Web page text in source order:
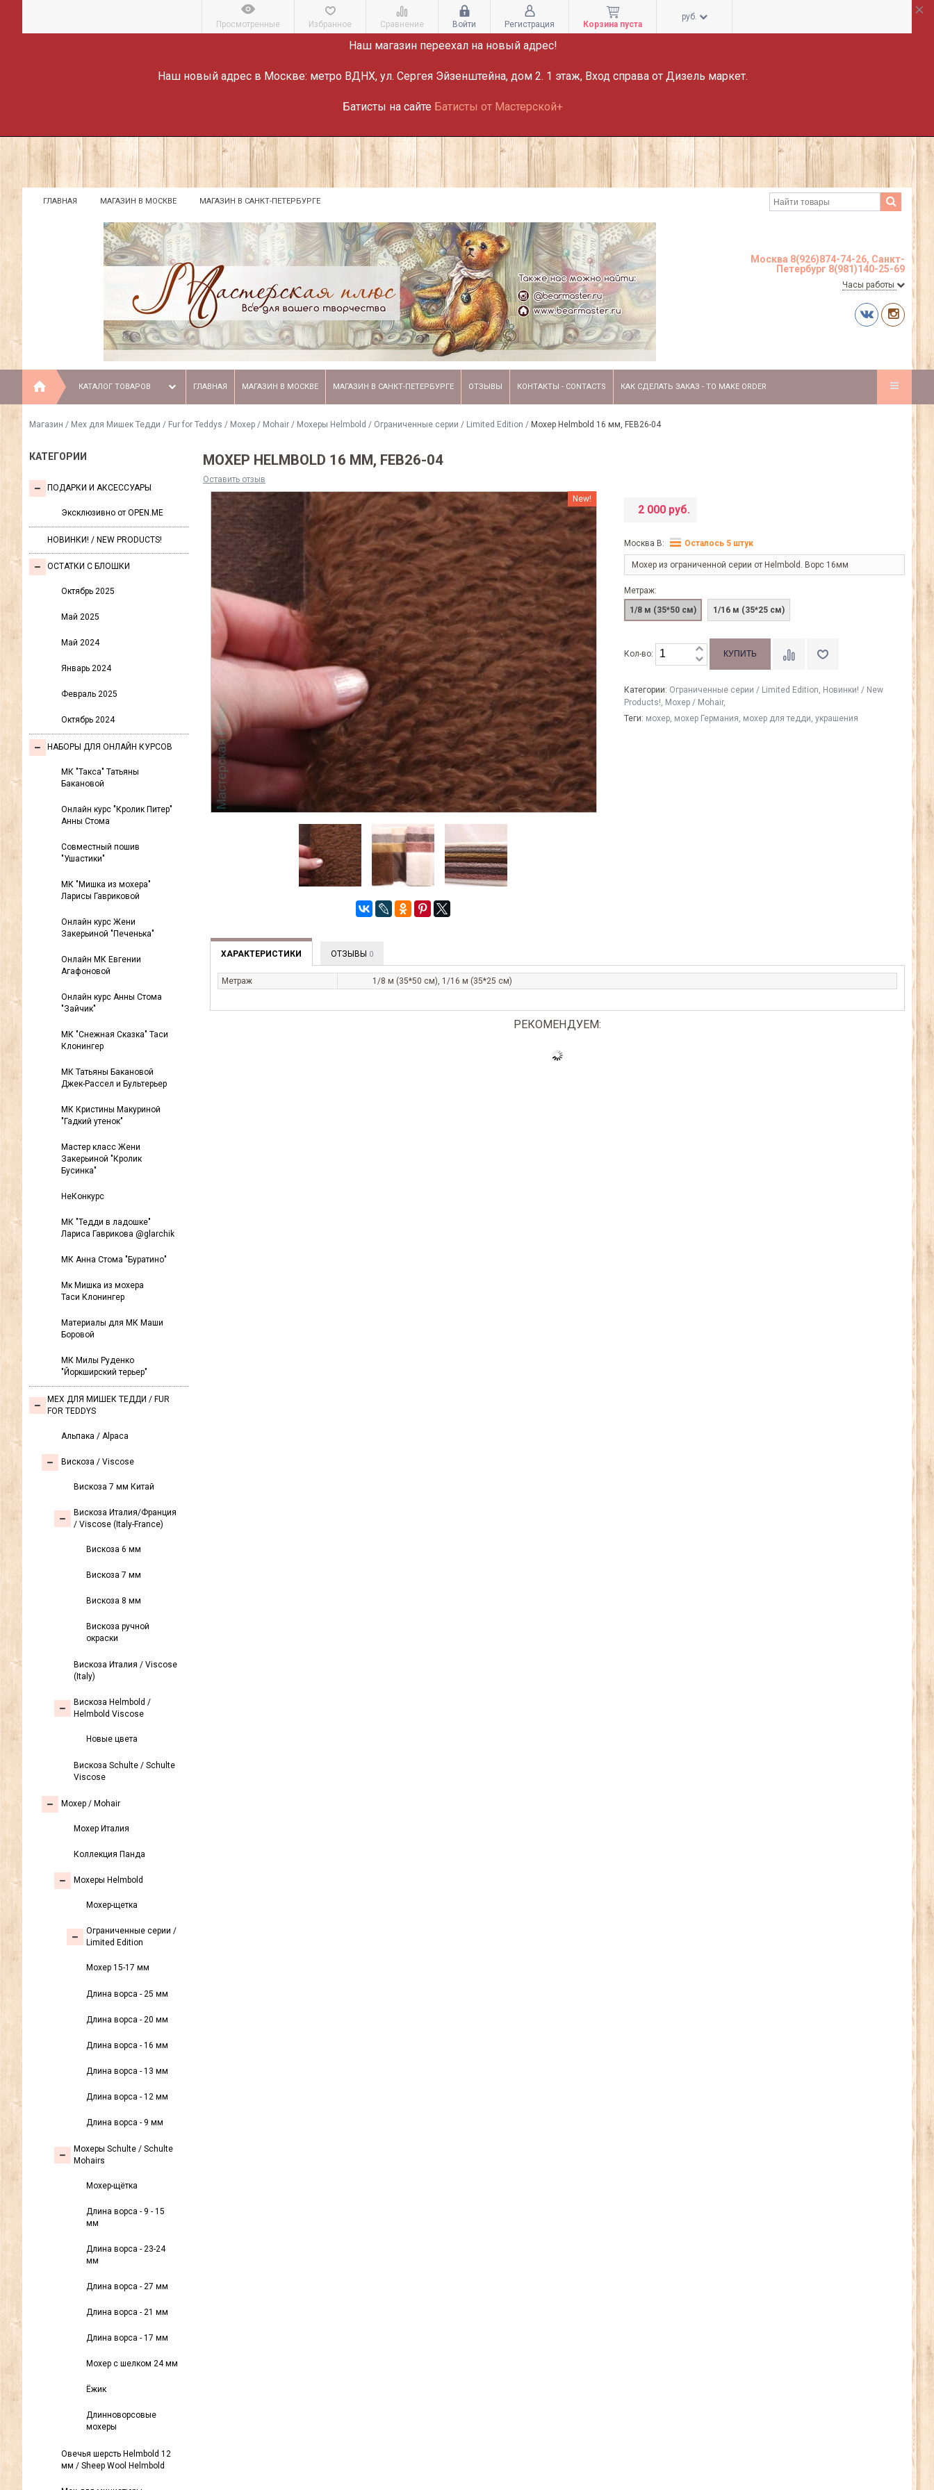
ВНИМАНИЕ!
Наш магазин переехал на новый адрес!
Наш новый адрес в Москве: метро ВДНХ, ул. Сергея Эйзенштейна, дом 2. 1 этаж, Вход справа от Дизель маркет.
Батисты на сайте Батисты от Мастерской+
Просмотренные Избранное Сравнение Войти Регистрация Корзина пуста
руб.
ГЛАВНАЯ МАГАЗИН В МОСКВЕ МАГАЗИН В САНКТ-ПЕТЕРБУРГЕ
Москва 8(926)874-74-26, Санкт-
Петербург 8(981)140-25-69
Часы работы
КАТАЛОГ ТОВАРОВ ГЛАВНАЯ МАГАЗИН В МОСКВЕ МАГАЗИН В САНКТ-ПЕТЕРБУРГЕ ОТЗЫВЫ КОНТАКТЫ - CONTACTS КАК СДЕЛАТЬ ЗАКАЗ - TO MAKE ORDER
Магазин / Мех для Мишек Тедди / Fur for Teddys / Моxер / Mohair / Мохеры Helmbold / Ограниченные серии / Limited Edition / Мохер Helmbold 16 мм, FEB26-04
КАТЕГОРИИ
ПОДАРКИ И АКСЕССУАРЫ
Эксклюзивно от OPEN.ME
НОВИНКИ! / NEW PRODUCTS!
ОСТАТКИ С БЛОШКИ
Октябрь 2025
Май 2025
Май 2024
Январь 2024
Февраль 2025
Октябрь 2024
НАБОРЫ ДЛЯ ОНЛАЙН КУРСОВ
МК "Такса" Татьяны
Бакановой
Онлайн курс "Кролик Питер"
Анны Стома
Совместный пошив
"Ушастики"
МК "Мишка из мохера"
Ларисы Гавриковой
Онлайн курс Жени
Закерьиной "Печенька"
Онлайн МК Евгении
Агафоновой
Онлайн курс Анны Стома
"Зайчик"
МК "Снежная Сказка" Таси
Клонингер
МК Татьяны Бакановой
Джек-Рассел и Бультерьер
МК Кристины Макуриной
"Гадкий утенок"
Мастер класс Жени
Закерьиной "Кролик
Бусинка"
НеКонкурс
МК "Тедди в ладошке"
Лариса Гаврикова @glarchik
МК Анна Стома "Буратино"
Мк Мишка из мохера
Таси Клонингер
Материалы для МК Маши
Боровой
МК Милы Руденко
"Йоркширский терьер"
МЕХ ДЛЯ МИШЕК ТЕДДИ / FUR
FOR TEDDYS
Альпака / Alpaca
Вискоза / Viscose
Вискоза 7 мм Китай
Вискоза Италия/Франция
/ Viscose (Italy-France)
Вискоза 6 мм
Вискоза 7 мм
Вискоза 8 мм
Вискоза ручной
окраски
Вискоза Италия / Viscose
(Italy)
Вискоза Helmbold /
Helmbold Viscose
Новые цвета
Вискоза Sсhulte / Schulte
Viscose
Моxер / Mohair
Мохер Италия
Коллекция Панда
Мохеры Helmbold
Мохер-щетка
Ограниченные серии /
Limited Edition
Мохер 15-17 мм
Длина ворса - 25 мм
Длина ворса - 20 мм
Длина ворса - 16 мм
Длина ворса - 13 мм
Длина ворса - 12 мм
Длина ворса - 9 мм
Мохеры Sсhulte / Schulte
Mohairs
Мохер-щётка
Длина ворса - 9 - 15
мм
Длина ворса - 23-24
мм
Длина ворса - 27 мм
Длина ворса - 21 мм
Длина ворса - 17 мм
Мохер с шелком 24 мм
Ёжик
Длинноворсовые
мохеры
Овечья шерсть Helmbold 12
мм / Sheep Wool Helmbold
МОХЕР HELMBOLD 16 ММ, FEB26-04
Оставить отзыв
New!
2 000 руб.
Москва В: Осталось 5 штук
Мохер из ограниченной серии от Helmbold. Ворс 16мм
Метраж:
1/8 м (35*50 см)
1/16 м (35*25 см)
Кол-во:
Категории: Ограниченные серии / Limited Edition, Новинки! / New
Products!, Моxер / Mohair,
Теги: мохер, мохер Германия, мохер для тедди, украшения
ХАРАКТЕРИСТИКИ ОТЗЫВЫ 0
Метраж 1/8 м (35*50 см), 1/16 м (35*25 см)
РЕКОМЕНДУЕМ: